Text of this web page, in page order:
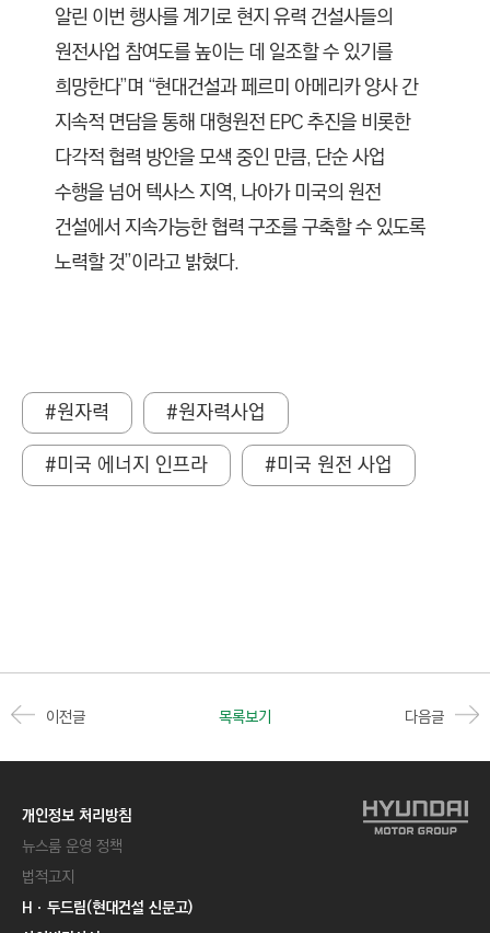
알린 이번 행사를 계기로 현지 유력 건설사들의
원전사업 참여도를 높이는 데 일조할 수 있기를
희망한다”며 “현대건설과 페르미 아메리카 양사 간
지속적 면담을 통해 대형원전 EPC 추진을 비롯한
다각적 협력 방안을 모색 중인 만큼, 단순 사업
수행을 넘어 텍사스 지역, 나아가 미국의 원전
건설에서 지속가능한 협력 구조를 구축할 수 있도록
노력할 것”이라고 밝혔다.
#원자력
#원자력사업
#미국 에너지 인프라
#미국 원전 사업
이전글 목록보기 다음글
개인정보 처리방침
뉴스룸 운영 정책
법적고지
Hㆍ두드림(현대건설 신문고)